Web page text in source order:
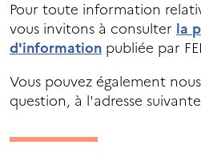
Pour toute information
vous invitons à consulter la
d'information publiée par
Vous pouvez également
question, à l'adresse